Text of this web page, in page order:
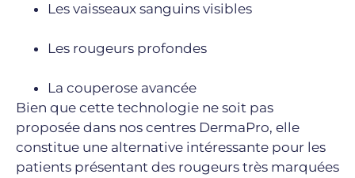
Les vaisseaux sanguins visibles
Les rougeurs profondes
La couperose avancée
Bien que cette technologie ne soit pas
proposée dans nos centres DermaPro, elle
constitue une alternative intéressante pour les
patients présentant des rougeurs très marquées